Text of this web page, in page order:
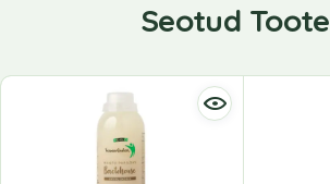
Seotud